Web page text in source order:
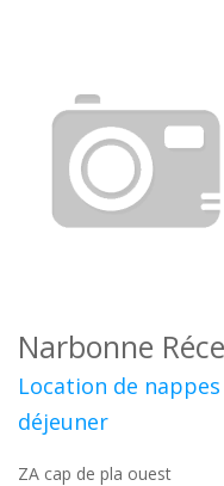
Narbonne
Location de
déjeuner
ZA cap de pla ouest